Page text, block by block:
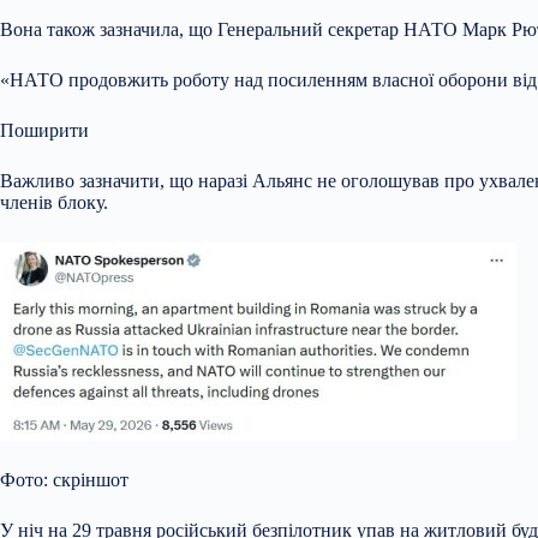
Вона також зазначила, що Генеральний секретар НАТО Марк
«НАТО продовжить роботу над посиленням власної оборони від
Поширити
Важливо зазначити, що наразі Альянс не оголошував про
членів блоку.
Фото: скріншот
У ніч на 29 травня російський безпілотник упав на житловий